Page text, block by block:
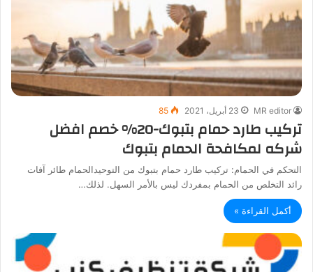
MR editor 23 أبريل، 2021 85
تركيب طارد حمام بتبوك-20% خصم افضل
شركه لمكافحة الحمام بتبوك
التحكم في الحمام: تركيب طارد حمام بتبوك من التوحيدالحمام طائر آفات
رائد التخلص من الحمام بمفردك ليس بالأمر السهل. لذلك…
أكمل القراءة »